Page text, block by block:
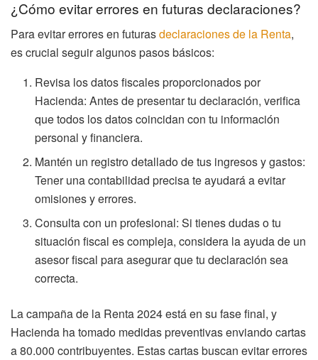
¿Cómo evitar errores en futuras declaraciones?
Para evitar errores en futurasdeclaraciones de la Renta,
es crucial seguir algunos pasos básicos:
Revisa los datos fiscales proporcionados por
Hacienda: Antes de presentar tu declaración, verifica
que todos los datos coincidan con tu información
personal y financiera.
Mantén un registro detallado de tus ingresos y gastos:
Tener una contabilidad precisa te ayudará a evitar
omisiones y errores.
Consulta con un profesional: Si tienes dudas o tu
situación fiscal es compleja, considera la ayuda de un
asesor fiscal para asegurar que tu declaración sea
correcta.
La campaña de la Renta 2024 está en su fase final, y
Hacienda ha tomado medidas preventivas enviando cartas
a 80.000 contribuyentes. Estas cartas buscan evitar errores